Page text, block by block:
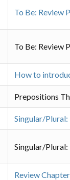
To Be: Review
To Be: Review
How to
Prepositions
Singular/
Singular/
Review